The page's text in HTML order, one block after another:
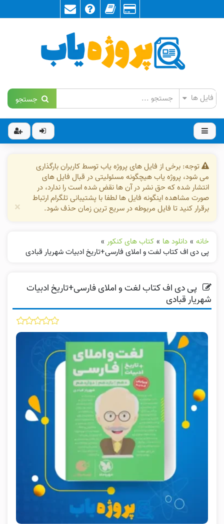
جستجو
توجه: برخی از فایل های پروژه یاب توسط کاربران بارگذاری
می شود، پروژه یاب هیچگونه مسئولیتی در قبال فایل های
انتشار شده که حق نشر در آن ها نقض شده است را ندارد، در
صورت مشاهده اینگونه فایل ها لطفا با پشتیبانی تلگرام ارتباط
برقرار کنید تا فایل مربوطه در سریع ترین زمان حذف شود.
×
خانه » دانلود ها » کتاب های کنکور »
پی دی اف کتاب لغت و املای فارسی+تاریخ ادبیات شهریار قبادی
پی دی اف کتاب لغت و املای فارسی+تاریخ ادبیات
شهریار قبادی